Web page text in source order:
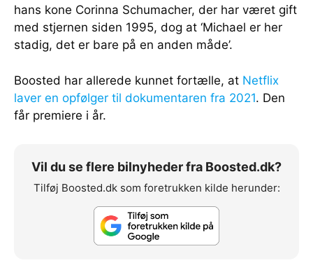
hans kone Corinna Schumacher, der har været gift
med stjernen siden 1995, dog at ‘Michael er her
stadig, det er bare på en anden måde’.
Boosted har allerede kunnet fortælle, at Netflix
laver en opfølger til dokumentaren fra 2021. Den
får premiere i år.
Vil du se flere bilnyheder fra Boosted.dk?
Tilføj Boosted.dk som foretrukken kilde herunder: